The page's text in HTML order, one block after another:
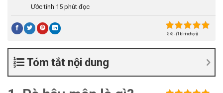
Ước tính 15 phút đọc
5/5 - (1 bình chọn)
Tóm tắt nội dung